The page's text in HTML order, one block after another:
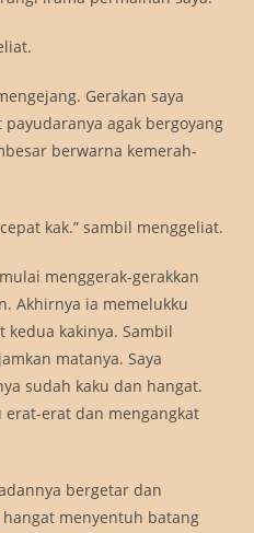
Gerakan saya
agak bergoyang
berwarna kemerah-
kak.” sambil menggeliat.
menggerak-gerakkan
Akhirnya ia memelukku
kedua kakinya. Sambil
matanya. Saya
sudah kaku dan hangat.
erat-erat dan mengangkat
bergetar dan
menyentuh batang